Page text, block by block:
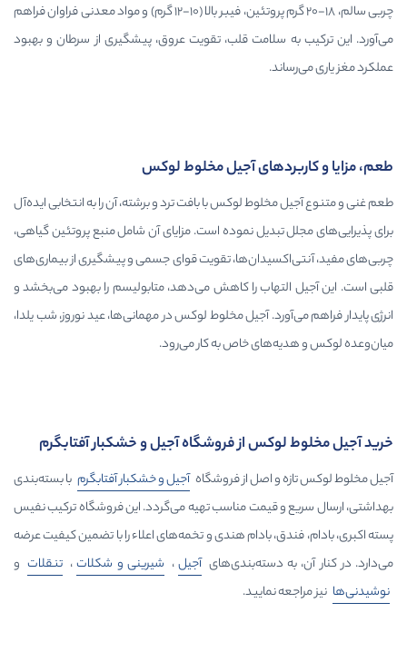
چربی سالم، ۱۸-۲۰ گرم پروتئین، فیبر بالا (۱۰-۱۲ گرم) و مواد معدنی فراوان فراهم
قلب، تقویت عروق، پیشگیری از سرطان و بهبود
آجیل مخلوط لوکس
لوکس با بافت ترد و برشته، آن را به انتخابی ایده‌آل
نموده است. مزایای آن شامل منبع پروتئین گیاهی،
تقویت قوای جسمی و پیشگیری از بیماری‌های
را کاهش می‌دهد، متابولیسم را بهبود می‌بخشد و
آجیل مخلوط لوکس در مهمانی‌ها، عید نوروز، شب یلدا،
خاص به کار می‌رود.
از فروشگاه آجیل و خشکبار آفتابگرم
از فروشگاهآجیل و خشکبار آفتابگرمبا بسته‌بندی
مناسب تهیه می‌گردد. این فروشگاه ترکیب نفیس
بادام هندی و تخمه‌های اعلاء را با تضمین کیفیت عرضه
آجیل، شیرینی و شکلات، تنقلات
و